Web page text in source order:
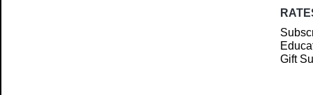
Gift